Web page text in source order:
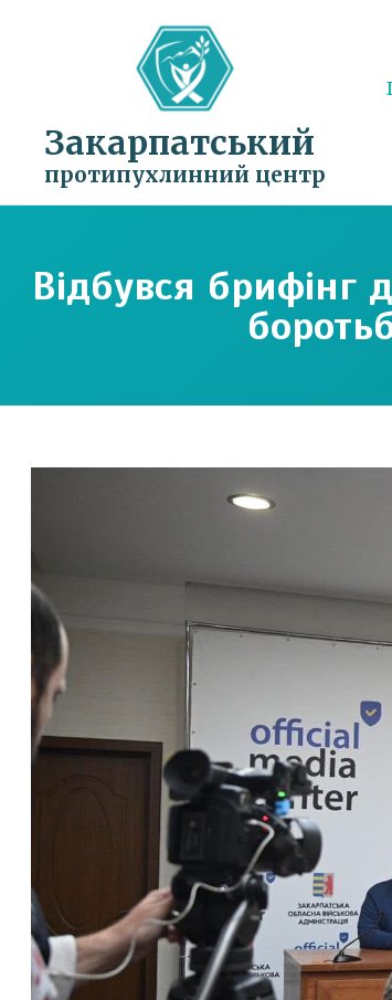
Закарпатський
протипухлинний центр
Відбувся брифінг